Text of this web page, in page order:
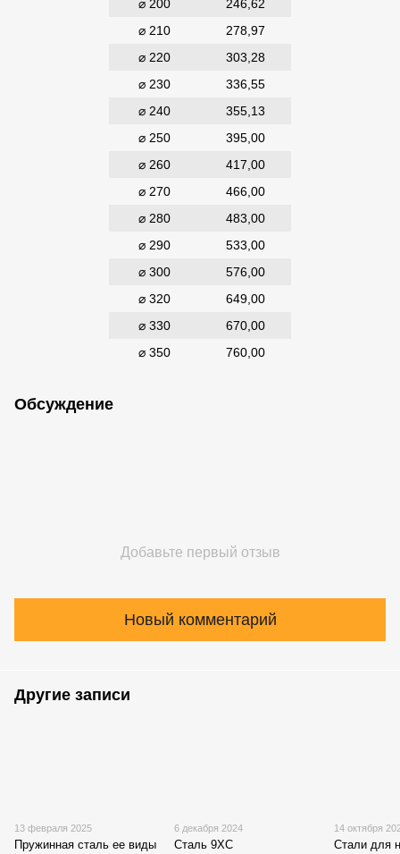
⌀ 200
246,62
⌀ 210
278,97
⌀ 220
303,28
⌀ 230
336,55
⌀ 240
355,13
⌀ 250
395,00
⌀ 260
417,00
⌀ 270
466,00
⌀ 280
483,00
⌀ 290
533,00
⌀ 300
576,00
⌀ 320
649,00
⌀ 330
670,00
⌀ 350
760,00
Обсуждение
Добавьте первый отзыв
Новый комментарий
Другие записи
13 февраля 2025
Пружинная сталь ее виды
6 декабря 2024
Сталь 9ХС
14 октября
Стали для